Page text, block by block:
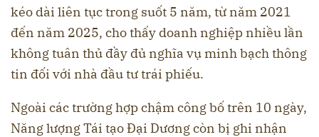
kéo dài liên tục trong suốt 5 năm, từ năm 2021
đến năm 2025, cho thấy doanh nghiệp nhiều lần
không tuân thủ đầy đủ nghĩa vụ minh bạch thông
tin đối với nhà đầu tư trái phiếu.
Ngoài các trường hợp chậm công bố trên 10 ngày,
Năng lượng Tái tạo Đại Dương còn bị ghi nhận